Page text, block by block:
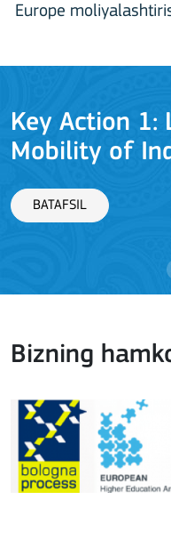
Europe
Key Action
among
institutions
Bizning